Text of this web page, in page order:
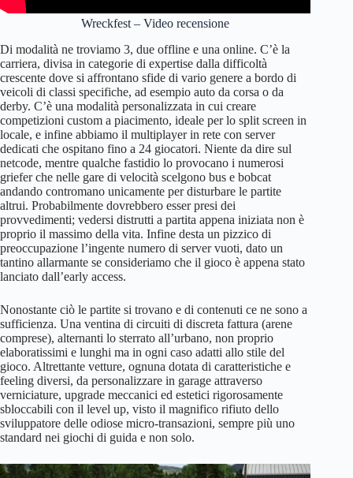
Wreckfest – Video recensione
Di modalità ne troviamo 3, due offline e una online. C’è la
carriera, divisa in categorie di expertise dalla difficoltà
crescente dove si affrontano sfide di vario genere a bordo di
veicoli di classi specifiche, ad esempio auto da corsa o da
derby. C’è una modalità personalizzata in cui creare
competizioni custom a piacimento, ideale per lo split screen in
locale, e infine abbiamo il multiplayer in rete con server
dedicati che ospitano fino a 24 giocatori. Niente da dire sul
netcode, mentre qualche fastidio lo provocano i numerosi
griefer che nelle gare di velocità scelgono bus e bobcat
andando contromano unicamente per disturbare le partite
altrui. Probabilmente dovrebbero esser presi dei
provvedimenti; vedersi distrutti a partita appena iniziata non è
proprio il massimo della vita. Infine desta un pizzico di
preoccupazione l’ingente numero di server vuoti, dato un
tantino allarmante se consideriamo che il gioco è appena stato
lanciato dall’early access.
Nonostante ciò le partite si trovano e di contenuti ce ne sono a
sufficienza. Una ventina di circuiti di discreta fattura (arene
comprese), alternanti lo sterrato all’urbano, non proprio
elaboratissimi e lunghi ma in ogni caso adatti allo stile del
gioco. Altrettante vetture, ognuna dotata di caratteristiche e
feeling diversi, da personalizzare in garage attraverso
verniciature, upgrade meccanici ed estetici rigorosamente
sbloccabili con il level up, visto il magnifico rifiuto dello
sviluppatore delle odiose micro-transazioni, sempre più uno
standard nei giochi di guida e non solo.